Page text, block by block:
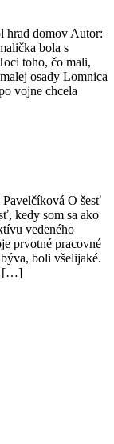
hrad domov Autor:
bola s
toho, čo mali,
osady Lomnica
vojne chcela
Pavelčíková O šesť
kedy som sa ako
vedeného
prvotné pracovné
boli všelijaké.
[…]